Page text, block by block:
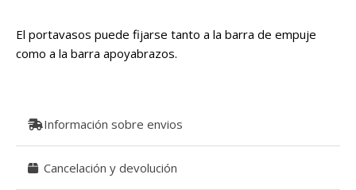
El portavasos puede fijarse tanto a la barra de empuje
como a la barra apoyabrazos.
Información sobre envios
Cancelación y devolución